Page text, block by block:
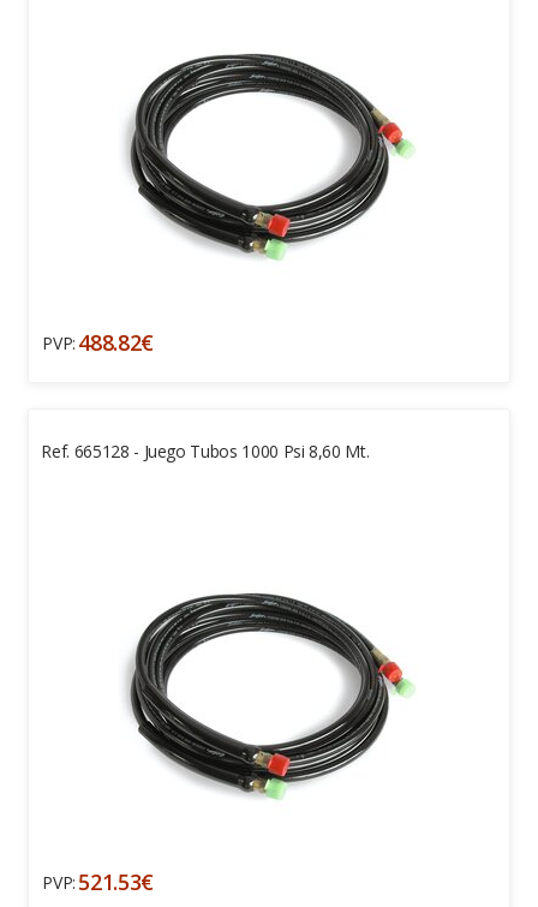
PVP: 488.82€
Ref. 665128 - Juego Tubos 1000 Psi 8,60 Mt.
PVP: 521.53€